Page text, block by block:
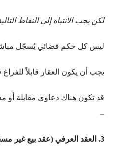
لكن يجب الانتباه إلى النقاط
ليس كل حكم قضائي يُسجّل
يجب أن يكون العقار قابلاً للفراغ
قد تكون هناك دعاوى مقابلة أو
–
3. العقد العرفي (عقد بيع غير مسجَّل)